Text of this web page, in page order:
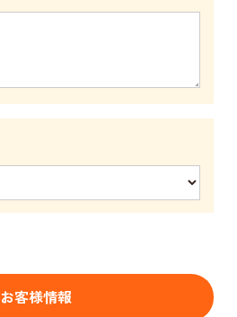
お客様情報